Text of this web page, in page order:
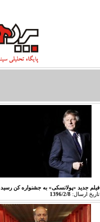
فیلم جدید «پولانسکی» به جشنواره کن رسید
تاريخ ارسال: 1396/2/8